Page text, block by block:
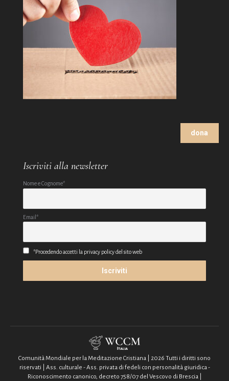
dona
Iscriviti alla newsletter
Nome e Cognome*
Email*
*Procedendo accetti la privacy policy del sito web
Comunità Mondiale per la Meditazione Cristiana | 2026 Tutti i diritti sono
riservati | Ass. culturale - Ass. privata di fedeli con personalità giuridica -
Riconoscimento canonico, decreto 758/07 del Vescovo di Brescia |